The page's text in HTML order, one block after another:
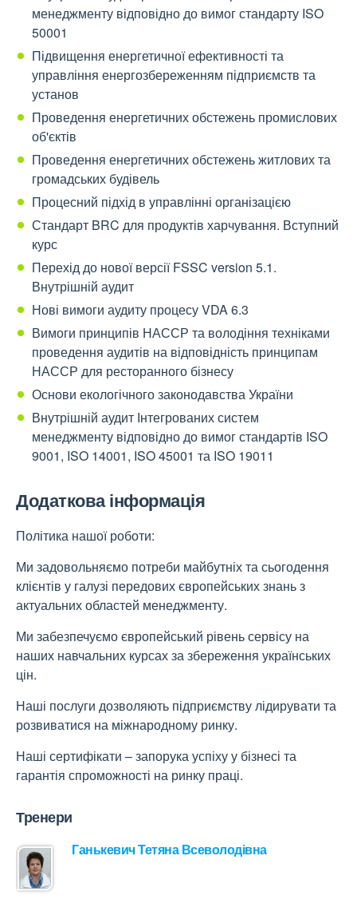
менеджменту відповідно до вимог стандарту ISO
50001
Підвищення енергетичної ефективності та
управління енергозбереженням підприємств та
установ
Проведення енергетичних обстежень промислових
об'єктів
Проведення енергетичних обстежень житлових та
громадських будівель
Процесний підхід в управлінні організацією
Стандарт BRC для продуктів харчування. Вступний
курс
Перехід до нової версії FSSC version 5.1.
Внутрішній аудит
Нові вимоги аудиту процесу VDA 6.3
Вимоги принципів НАССР та володіння техніками
проведення аудитів на відповідність принципам
НАССР для ресторанного бізнесу
Основи екологічного законодавства України
Внутрішній аудит Інтегрованих систем
менеджменту відповідно до вимог стандартів ISO
9001, ISO 14001, ISO 45001 та ISO 19011
Додаткова інформація
Політика нашої роботи:
Ми задовольняємо потреби майбутніх та сьогодення
клієнтів у галузі передових європейських знань з
актуальних областей менеджменту.
Ми забезпечуємо європейський рівень сервісу на
наших навчальних курсах за збереження українських
цін.
Наші послуги дозволяють підприємству лідирувати та
розвиватися на міжнародному ринку.
Наші сертифікати – запорука успіху у бізнесі та
гарантія спроможності на ринку праці.
Тренери
Ганькевич Тетяна Всеволодівна